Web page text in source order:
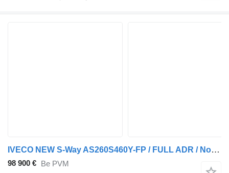
IVECO NEW S-Way AS260S460Y-FP / FULL ADR / No mileage / PTO / Without
98 900 € Be PVM